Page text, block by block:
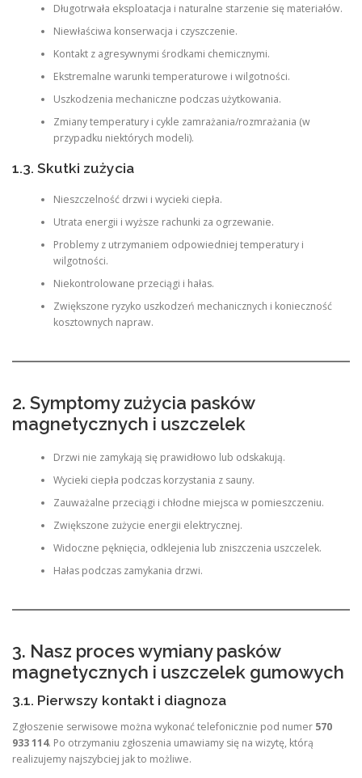
Długotrwała eksploatacja i naturalne starzenie się materiałów.
Niewłaściwa konserwacja i czyszczenie.
Kontakt z agresywnymi środkami chemicznymi.
Ekstremalne warunki temperaturowe i wilgotności.
Uszkodzenia mechaniczne podczas użytkowania.
Zmiany temperatury i cykle zamrażania/rozmrażania (w
przypadku niektórych modeli).
1.3. Skutki zużycia
Nieszczelność drzwi i wycieki ciepła.
Utrata energii i wyższe rachunki za ogrzewanie.
Problemy z utrzymaniem odpowiedniej temperatury i
wilgotności.
Niekontrolowane przeciągi i hałas.
Zwiększone ryzyko uszkodzeń mechanicznych i konieczność
kosztownych napraw.
2. Symptomy zużycia pasków
magnetycznych i uszczelek
Drzwi nie zamykają się prawidłowo lub odskakują.
Wycieki ciepła podczas korzystania z sauny.
Zauważalne przeciągi i chłodne miejsca w pomieszczeniu.
Zwiększone zużycie energii elektrycznej.
Widoczne pęknięcia, odklejenia lub zniszczenia uszczelek.
Hałas podczas zamykania drzwi.
3. Nasz proces wymiany pasków
magnetycznych i uszczelek gumowych
3.1. Pierwszy kontakt i diagnoza
Zgłoszenie serwisowe można wykonać telefonicznie pod numer 570
933 114. Po otrzymaniu zgłoszenia umawiamy się na wizytę, którą
realizujemy najszybciej jak to możliwe.